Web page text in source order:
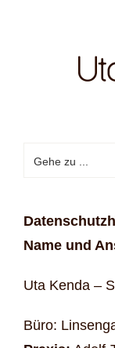
Gehe zu ...
Name und
Uta Kenda –
Büro: